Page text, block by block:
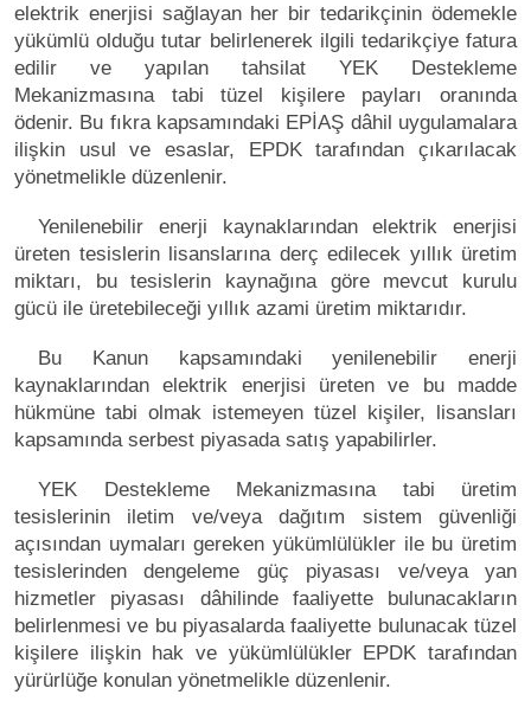
elektrik enerjisi sağlayan her bir tedarikçinin ödemekle
yükümlü olduğu tutar belirlenerek ilgili tedarikçiye fatura
edilir ve yapılan tahsilat YEK Destekleme
Mekanizmasına tabi tüzel kişilere payları oranında
ödenir. Bu fıkra kapsamındaki EPİAŞ dâhil uygulamalara
ilişkin usul ve esaslar, EPDK tarafından çıkarılacak
yönetmelikle düzenlenir.
Yenilenebilir enerji kaynaklarından elektrik enerjisi
üreten tesislerin lisanslarına derç edilecek yıllık üretim
miktarı, bu tesislerin kaynağına göre mevcut kurulu
gücü ile üretebileceği yıllık azami üretim miktarıdır.
Bu Kanun kapsamındaki yenilenebilir enerji
kaynaklarından elektrik enerjisi üreten ve bu madde
hükmüne tabi olmak istemeyen tüzel kişiler, lisansları
kapsamında serbest piyasada satış yapabilirler.
YEK Destekleme Mekanizmasına tabi üretim
tesislerinin iletim ve/veya dağıtım sistem güvenliği
açısından uymaları gereken yükümlülükler ile bu üretim
tesislerinden dengeleme güç piyasası ve/veya yan
hizmetler piyasası dâhilinde faaliyette bulunacakların
belirlenmesi ve bu piyasalarda faaliyette bulunacak tüzel
kişilere ilişkin hak ve yükümlülükler EPDK tarafından
yürürlüğe konulan yönetmelikle düzenlenir.